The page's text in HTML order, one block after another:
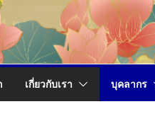
เกี่ยวกับเรา บุคลากร